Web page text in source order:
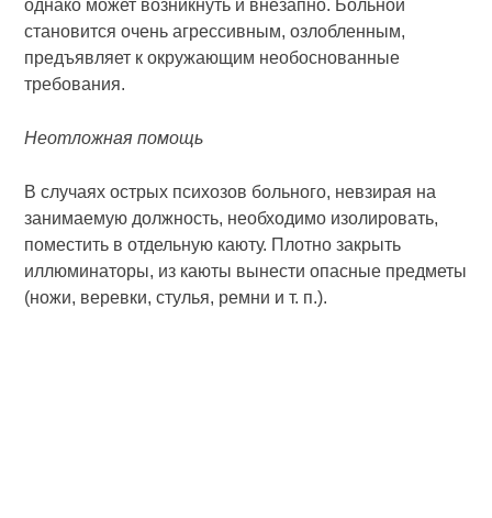
однако может возникнуть и внезапно. Больной
становится очень агрессивным, озлобленным,
предъявляет к окружающим необоснованные
требования.
Неотложная помощь
В случаях острых психозов больного, невзирая на
занимаемую должность, необходимо изолировать,
поместить в отдельную каюту. Плотно закрыть
иллюминаторы, из каюты вынести опасные предметы
(ножи, веревки, сту­лья, ремни и т. п.).